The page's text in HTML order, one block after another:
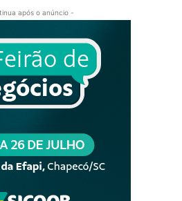
após o anúncio -